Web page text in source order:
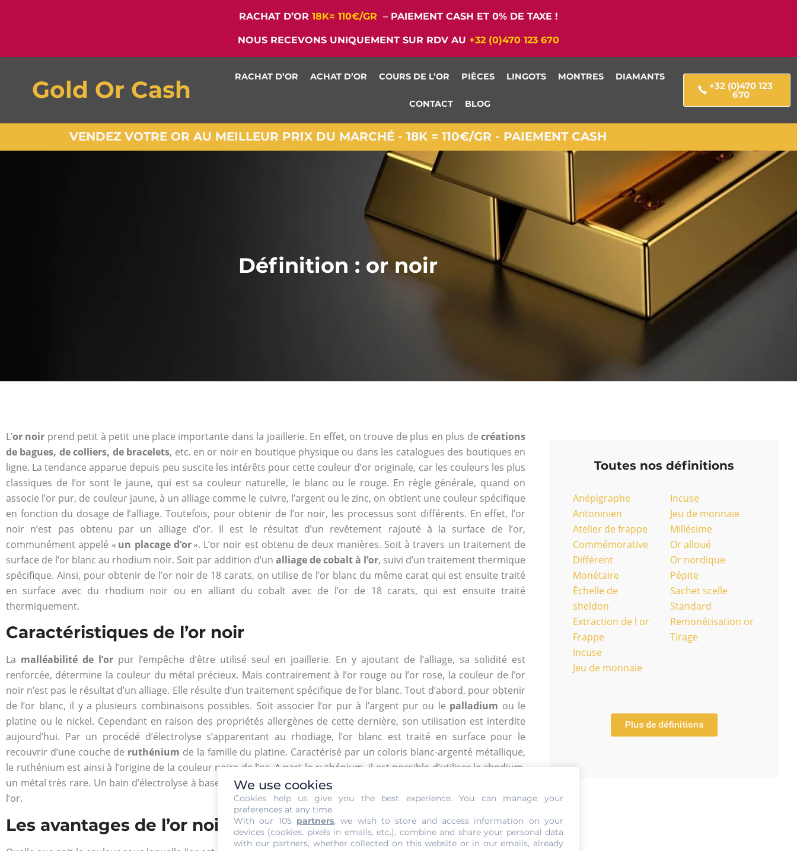
RACHAT D’OR 18K= 110€/GR – PAIEMENT CASH ET 0% DE TAXE !
NOUS RECEVONS UNIQUEMENT SUR RDV AU +32 (0)470 123 670
Gold Or Cash RACHAT D’OR ACHAT D’OR COURS DE L’OR PIÈCES LINGOTS MONTRES DIAMANTS
CONTACT BLOG
+32 (0)470 123
670
VENDEZ VOTRE OR AU MEILLEUR PRIX DU MARCHÉ - 18K = 110€/GR - PAIEMENT CASH
Définition : or noir
L’or noir prend petit à petit une place importante dans la joaillerie. En effet, on trouve de plus en plus de créations
de bagues, de colliers, de bracelets, etc. en or noir en boutique physique ou dans les catalogues des boutiques en
ligne. La tendance apparue depuis peu suscite les intérêts pour cette couleur d’or originale, car les couleurs les plus
classiques de l’or sont le jaune, qui est sa couleur naturelle, le blanc ou le rouge. En règle générale, quand on
associe l’or pur, de couleur jaune, à un alliage comme le cuivre, l’argent ou le zinc, on obtient une couleur spécifique
en fonction du dosage de l’alliage. Toutefois, pour obtenir de l’or noir, les processus sont différents. En effet, l’or
noir n’est pas obtenu par un alliage d’or. Il est le résultat d’un revêtement rajouté à la surface de l’or,
communément appelé « un placage d’or». L’or noir est obtenu de deux manières. Soit à travers un traitement de
surface de l’or blanc au rhodium noir. Soit par addition d’un alliage de cobalt à l’or, suivi d’un traitement thermique
spécifique. Ainsi, pour obtenir de l’or noir de 18 carats, on utilise de l’or blanc du même carat qui est ensuite traité
en surface avec du rhodium noir ou en alliant du cobalt avec de l’or de 18 carats, qui est ensuite traité
thermiquement.
Caractéristiques de l’or noir
La malléabilité de l’or pur l’empêche d’être utilisé seul en joaillerie. En y ajoutant de l’alliage, sa solidité est
renforcée, détermine la couleur du métal précieux. Mais contrairement à l’or rouge ou l’or rose, la couleur de l’or
noir n’est pas le résultat d’un alliage. Elle résulte d’un traitement spécifique de l’or blanc. Tout d’abord, pour obtenir
de l’or blanc, il y a plusieurs combinaisons possibles. Soit associer l’or pur à l’argent pur ou le palladium ou le
platine ou le nickel. Cependant en raison des propriétés allergènes de cette dernière, son utilisation est interdite
aujourd’hui. Par un procédé d’électrolyse s’apparentant au rhodiage, l’or blanc est traité en surface pour le
recouvrir d’une couche de ruthénium de la famille du platine. Caractérisé par un coloris blanc-argenté métallique,
le ruthénium est ainsi à l’origine de la couleur noire de l’or. A part le ruthénium, il est possible d’utiliser le rhodium,
un métal très rare. Un bain d’électrolyse à base de rhodium permettra la formation d’un dépôt de couleur noir sur
l’or.
Les avantages de l’or noir
Toutes nos définitions
Anépigraphe
Antoninien
Atelier de frappe
Commémorative
Différent
Monétaire
Échelle de
sheldon
Extraction de l or
Frappe
Incuse
Jeu de monnaie
Incuse
Jeu de monnaie
Millésime
Or alloué
Or nordique
Pépite
Sachet scelle
Standard
Remonétisation or
Tirage
Plus de définitions
We use cookies
Cookies help us give you the best experience. You can manage your
preferences at any time.
With our 105 partners, we wish to store and access information on your
devices (cookies, pixels in emails, etc.), combine and share your personal data
with our partners, whether collected on this website or in our emails, already